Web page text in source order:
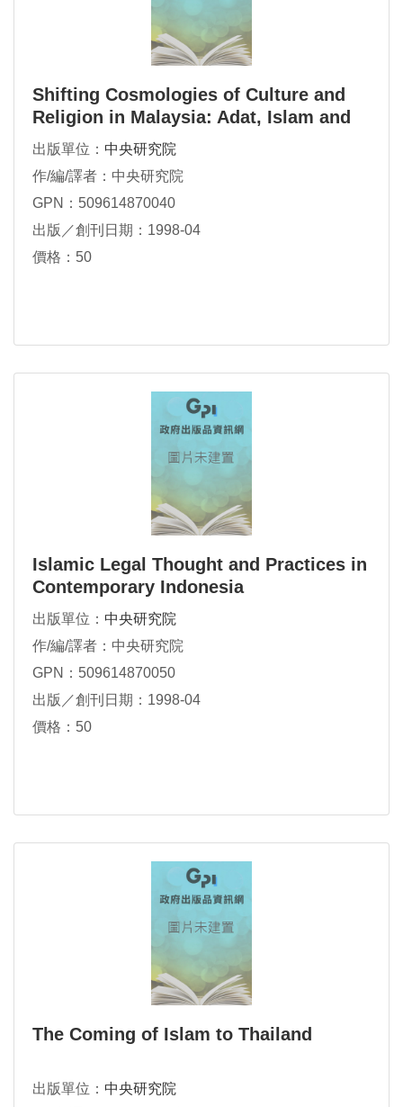
Shifting Cosmologies of Culture and
Religion in Malaysia: Adat, Islam and
Modernity
出版單位： 中央研究院
作/編/譯者：中央研究院
GPN：509614870040
出版／創刊日期：1998-04
價格：50
Islamic Legal Thought and Practices in
Contemporary Indonesia
出版單位： 中央研究院
作/編/譯者：中央研究院
GPN：509614870050
出版／創刊日期：1998-04
價格：50
The Coming of Islam to Thailand
出版單位： 中央研究院